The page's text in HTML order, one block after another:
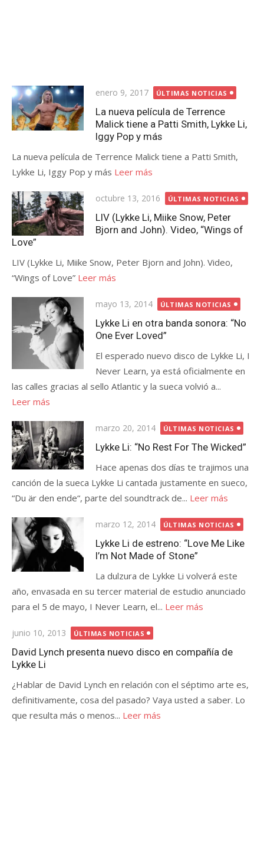
Publicada
el
enero 9, 2017 ÚLTIMAS NOTICIAS
La nueva película de Terrence
Malick tiene a Patti Smith, Lykke Li,
Iggy Pop y más
La nueva película de Terrence Malick tiene a Patti Smith,
Lykke Li, Iggy Pop y más Leer más
Publicada
el
octubre 13, 2016 ÚLTIMAS NOTICIAS
LIV (Lykke Li, Miike Snow, Peter
Bjorn and John). Video, “Wings of
Love”
LIV (Lykke Li, Miike Snow, Peter Bjorn and John). Video,
“Wings of Love” Leer más
Publicada
el
mayo 13, 2014 ÚLTIMAS NOTICIAS
Lykke Li en otra banda sonora: “No
One Ever Loved”
El esperado nuevo disco de Lykke Li, I
Never Learn, ya está oficialmente en
las calles gracias al sello Atlantic y la sueca volvió a...
Leer más
Publicada
el
marzo 20, 2014 ÚLTIMAS NOTICIAS
Lykke Li: “No Rest For The Wicked”
Hace apenas dos días te trajimos una
canción de la sueca Lykke Li cantada justamente en sueco,
“Du är den ende“, parte del soundtrack de... Leer más
Publicada
el
marzo 12, 2014 ÚLTIMAS NOTICIAS
Lykke Li de estreno: “Love Me Like
I’m Not Made of Stone”
La dulzura de Lykke Li volverá este
año, envasada en su tercer material de estudio anunciado
para el 5 de mayo, I Never Learn, el... Leer más
Publicada
el
junio 10, 2013 ÚLTIMAS NOTICIAS
David Lynch presenta nuevo disco en compañía de
Lykke Li
¿Hablar de David Lynch en relación con el séptimo arte es,
definitivamente, cosa del pasado? Vaya usted a saber. Lo
que resulta más o menos... Leer más